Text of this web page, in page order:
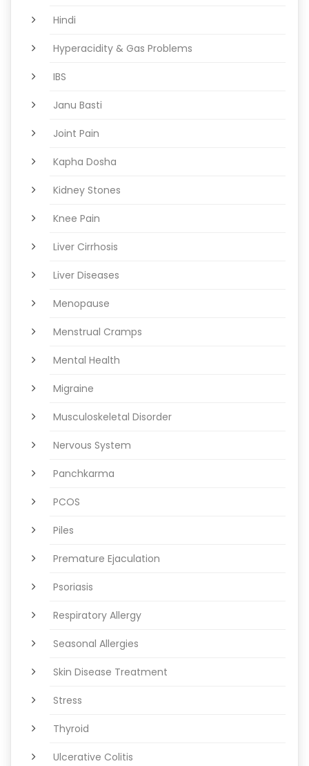
Hindi
Hyperacidity & Gas Problems
IBS
Janu Basti
Joint Pain
Kapha Dosha
Kidney Stones
Knee Pain
Liver Cirrhosis
Liver Diseases
Menopause
Menstrual Cramps
Mental Health
Migraine
Musculoskeletal Disorder
Nervous System
Panchkarma
PCOS
Piles
Premature Ejaculation
Psoriasis
Respiratory Allergy
Seasonal Allergies
Skin Disease Treatment
Stress
Thyroid
Ulcerative Colitis